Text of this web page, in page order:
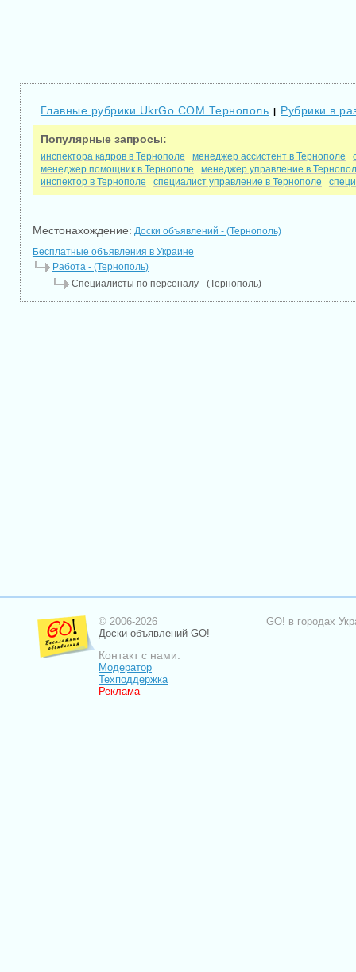
Главные рубрики UkrGo.COM Тернополь | Рубрики в
Популярные запросы:
инспектора кадров в Тернополе менеджер ассистент в Тернополе
менеджер помощник в Тернополе
менеджер управление в
инспектор в Тернополе
специалист управление в Тернополе
Местонахождение: Доски объявлений - (Тернополь)
Бесплатные объявления в Украине
Работа - (Тернополь)
Специалисты по персоналу - (Тернополь)
© 2006-2026
Доски объявлений GO!
Контакт с нами:
Модератор
Техподдержка
Реклама
GO! в городах